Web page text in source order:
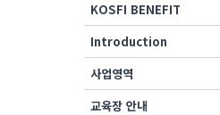
KOSFI BENEFIT
Introduction
사업영역
교육장 안내